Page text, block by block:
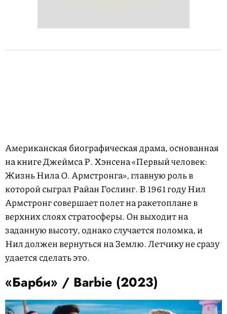
Американская биографическая драма, основанная
на книге Джеймса Р. Хэнсена «Первый человек:
Жизнь Нила О. Армстронга», главную роль в
которой сыграл Райан Гослинг. В 1961 году Нил
Армстронг совершает полет на ракетоплане в
верхних слоях стратосферы. Он выходит на
заданную высоту, однако случается поломка, и
Нил должен вернуться на Землю. Летчику не сразу
удается сделать это.
«Барби» / Barbie (2023)